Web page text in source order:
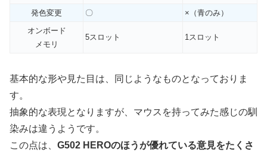
発色変更
〇
×（青のみ）
オンボード
メモリ
5スロット 1スロット
基本的な形や見た目は、同じようなものとなっておりま
す。
抽象的な表現となりますが、マウスを持ってみた感じの馴
染みは違うようです。
この点は、 G502 HEROのほうが優れている意見をたくさ